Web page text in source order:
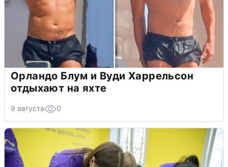
Орландо Блум и Вуди Харрельсон
отдыхают на яхте
9 августа 0